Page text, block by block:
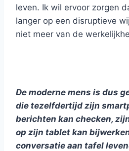
leven. Ik wil ervoor zorgen
langer op een disruptieve
niet meer van de
De moderne mens is dus
die tezelfdertijd zijn
berichten kan checken,
op zijn tablet kan
conversatie aan tafel